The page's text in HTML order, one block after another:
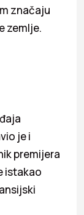
značaju
zemlje.
je i
premijera
istakao